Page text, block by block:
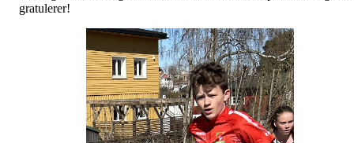
gratulerer!